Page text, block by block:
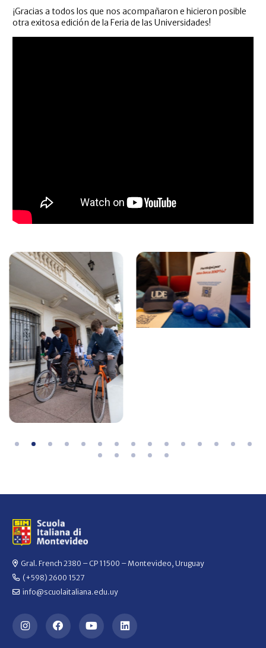
¡Gracias a todos los que nos acompañaron e hicieron posible
otra exitosa edición de la Feria de las Universidades!
Gral. French 2380 – CP 11500 – Montevideo, Uruguay
(+598) 2600 1527
info@scuolaitaliana.edu.uy